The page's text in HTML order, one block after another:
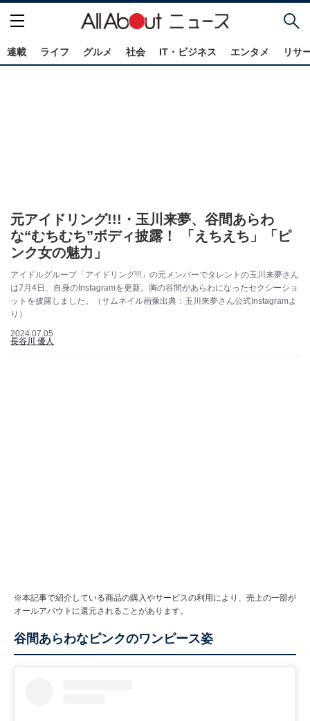
連載 ライフ グルメ 社会 IT・ビジネス エンタメ リサ
元アイドリング!!!・玉川来夢、谷間あらわ
な“むちむち”ボディ披露！ 「えちえち」「ピ
ンク女の魅力」
アイドルグループ「アイドリング!!!」の元メンバーでタレントの玉川来夢さん
は7月4日、自身のInstagramを更新。胸の谷間があらわになったセクシーショ
ットを披露しました。（サムネイル画像出典：玉川来夢さん公式Instagramよ
り）
2024.07.05
長谷川 優人
※本記事で紹介している商品の購入やサービスの利用により、売上の一部が
オールアバウトに還元されることがあります。
谷間あらわなピンクのワンピース姿